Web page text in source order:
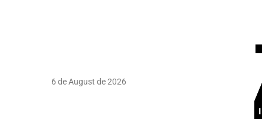
6 de August de 2026